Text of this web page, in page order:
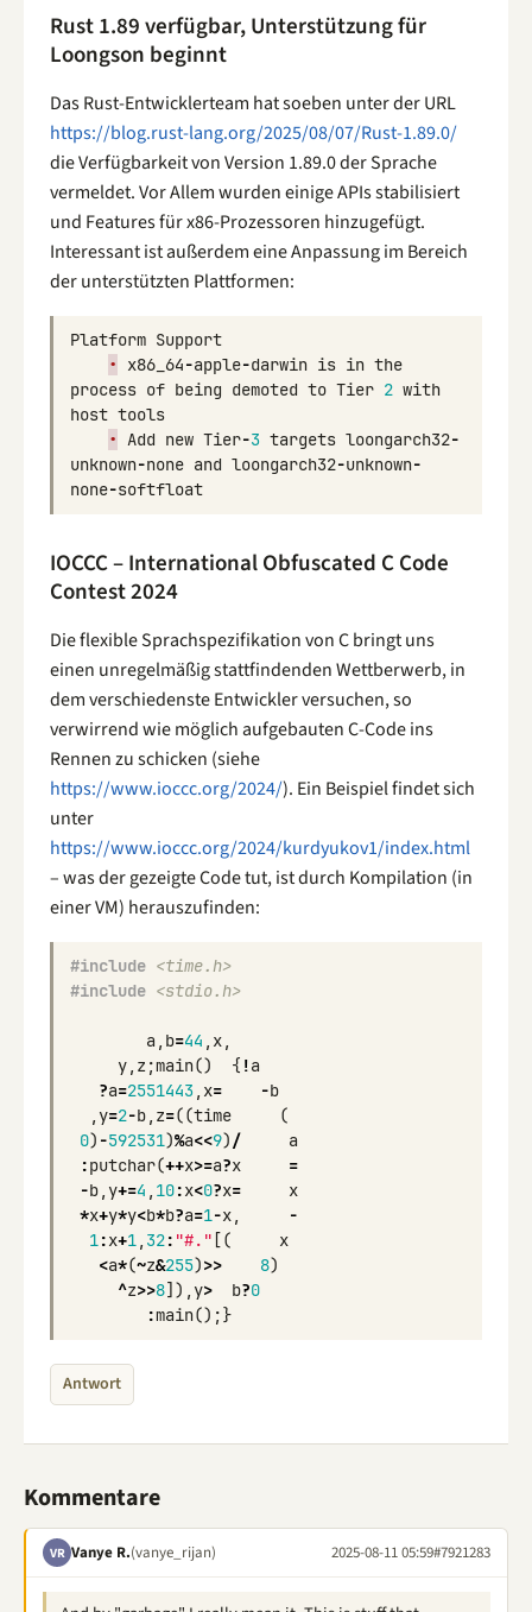
Rust 1.89 verfügbar, Unterstützung für
Loongson beginnt
Das Rust-Entwicklerteam hat soeben unter der URL
https://blog.rust-lang.org/2025/08/07/Rust-1.89.0/
die Verfügbarkeit von Version 1.89.0 der Sprache
vermeldet. Vor Allem wurden einige APIs stabilisiert
und Features für x86-Prozessoren hinzugefügt.
Interessant ist außerdem eine Anpassung im Bereich
der unterstützten Plattformen:
Platform Support
•
x86_64-apple-darwin is in the
process of being demoted to Tier 2 with
host tools
• Add new Tier-3 targets loongarch32-
unknown-none and loongarch32-unknown-
none-softfloat
IOCCC – International Obfuscated C Code
Contest 2024
Die flexible Sprachspezifikation von C bringt uns
einen unregelmäßig stattfindenden Wettberwerb, in
dem verschiedenste Entwickler versuchen, so
verwirrend wie möglich aufgebauten C-Code ins
Rennen zu schicken (siehe
https://www.ioccc.org/2024/). Ein Beispiel findet sich
unter
https://www.ioccc.org/2024/kurdyukov1/index.html
– was der gezeigte Code tut, ist durch Kompilation (in
einer VM) herauszufinden:
#include <time.h>
#include <stdio.h>
a, b=44 , x,
y, z;main() { !a
?a=2551443, x= -b
, y=2-b, z=((time
(
0) -592531)%a<<9)/
a
:putchar(++x>=a?x
=
-b, y+=4 , 10:x<0?x=
x
*x+y*y<b*b?a=1-x,
-
1:x+1, 32: "#." [(
x
<a*(~z&255)>> 8)
^z>>8]), y> b?0
:main();}
Antwort
Kommentare
VR Vanye R.(vanye_rijan) 2025-08-11 05:59#7921283